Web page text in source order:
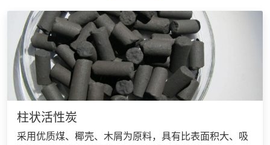
柱状活性炭
采用优质煤、椰壳、木屑为原料，具有比表面积大、吸